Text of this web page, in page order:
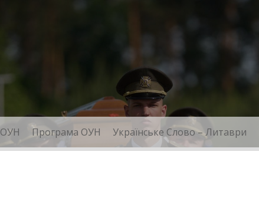
ОУН Програма ОУН Українське Слово – Литаври